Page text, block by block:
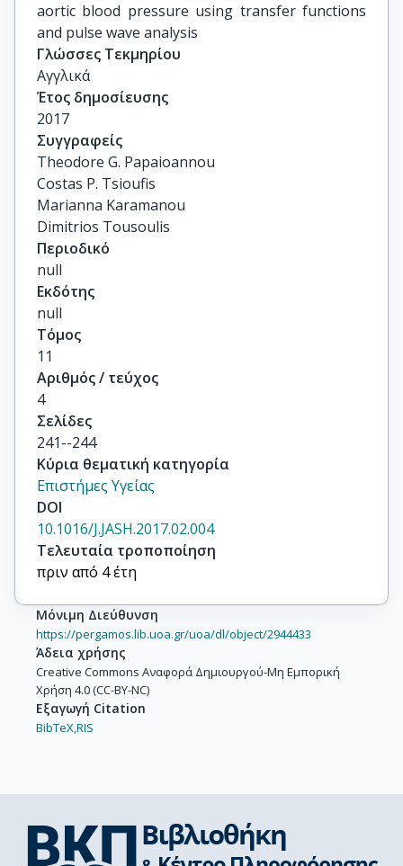
aortic blood pressure using transfer functions
and pulse wave analysis
Γλώσσες Τεκμηρίου
Αγγλικά
Έτος δημοσίευσης
2017
Συγγραφείς
Theodore G. Papaioannou
Costas P. Tsioufis
Marianna Karamanou
Dimitrios Tousoulis
Περιοδικό
null
Εκδότης
null
Τόμος
11
Αριθμός / τεύχος
4
Σελίδες
241--244
Κύρια θεματική κατηγορία
Επιστήμες Υγείας
DOI
10.1016/J.JASH.2017.02.004
Τελευταία τροποποίηση
πριν από 4 έτη
Μόνιμη Διεύθυνση
https://pergamos.lib.uoa.gr/uoa/dl/object/2944433
Άδεια χρήσης
Creative Commons Αναφορά Δημιουργού-Μη Εμπορική
Χρήση 4.0 (CC-BY-NC)
Εξαγωγή Citation
BibTeX,RIS